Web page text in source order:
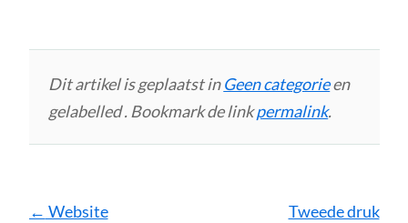
Dit artikel is geplaatst inGeen categorieen
gelabelled . Bookmark de linkpermalink.
Bericht
← Website
Tweede druk